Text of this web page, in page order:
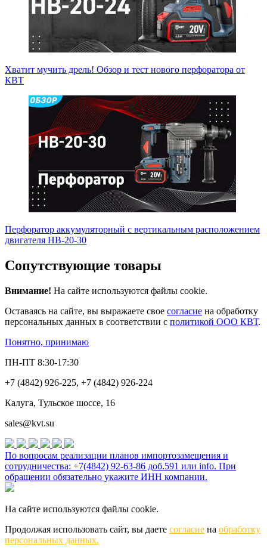
Хватит мучить дрель! Обзор и тест нового перфоратора от
КВТ
Перфоратор аккумуляторный с вертикальным расположением
двигателя HB-20-30
Сопутствующие товары
Внимание! На сайте используются файлы cookie.
Оставаясь на сайте, вы выражаете свое согласие на обработку
персональных данных в соответствии с политикой ООО КВТ.
Понятно, принимаю
ПН-ПТ 8:30-17:30
+7 (4842) 926-225, +7 (4842) 926-224
Калуга, Тульское шоссе, 16
sales@kvt.su
По вопросам реализации планов импортозамещения и
сотрудничества: +7(4842) 92-63-86 доб.591 или info. При
обращении обязательно укажите ИНН компании.
На сайте используются файлы cookie.
Продолжая использовать сайт, вы даете согласие на обработку
персональных данных.